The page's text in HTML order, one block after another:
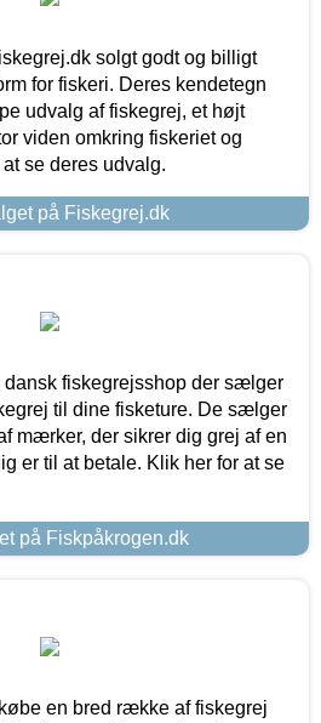
solgt godt og billigt
for fiskeri. Deres kendetegn
udvalg af fiskegrej, et højt
viden omkring fiskeriet og
se deres udvalg.
på Fiskegrej.dk
dansk fiskegrejsshop der sælger
til dine fisketure. De sælger
mærker, der sikrer dig grej af en
er til at betale. Klik her for at se
på Fiskpåkrogen.dk
en bred række af fiskegrej